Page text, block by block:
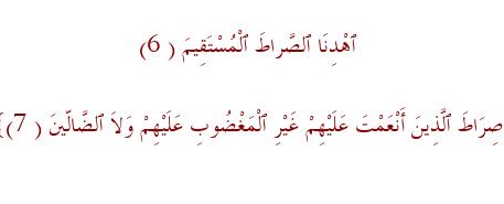
ٱهْدِنَا ٱلصّرَاطَ ٱلْمُسْتَقِيمَ ( 6)
صِرَاطَ ٱلَّذِينَ أَنْعَمْتَ عَلَيْهِمْ غَيْرِ ٱلْمَغْضُوبِ عَلَيْهِمْ وَلاَ ٱلضَّالّينَ ( 7)}